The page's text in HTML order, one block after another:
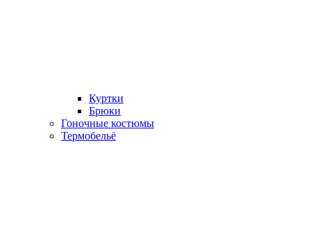
Куртки
Брюки
Гоночные костюмы
Термобельё